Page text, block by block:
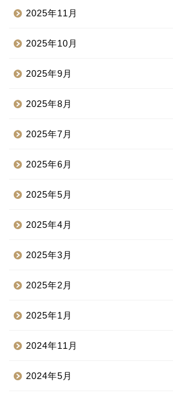
2025年11月
2025年10月
2025年9月
2025年8月
2025年7月
2025年6月
2025年5月
2025年4月
2025年3月
2025年2月
2025年1月
2024年11月
2024年5月